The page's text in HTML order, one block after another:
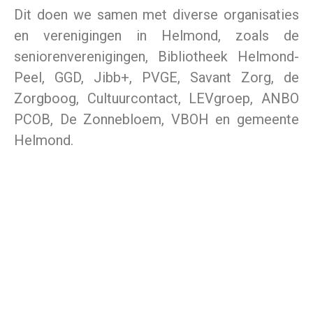
Dit doen we samen met diverse organisaties
en verenigingen in Helmond, zoals de
seniorenverenigingen, Bibliotheek Helmond-
Peel, GGD, Jibb+, PVGE, Savant Zorg, de
Zorgboog, Cultuurcontact, LEVgroep, ANBO
PCOB, De Zonnebloem, VBOH en gemeente
Helmond.